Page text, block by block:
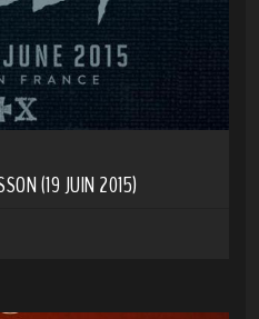
(19 JUIN 2015)